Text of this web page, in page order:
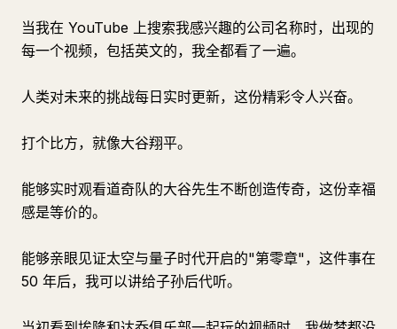
当我在 YouTube 上搜索我感兴趣的公司名称时，出现的
每一个视频，包括英文的，我全都看了一遍。
人类对未来的挑战每日实时更新，这份精彩令人兴奋。
打个比方，就像大谷翔平。
能够实时观看道奇队的大谷先生不断创造传奇，这份幸福
感是等价的。
能够亲眼见证太空与量子时代开启的"第零章"，这件事在
50 年后，我可以讲给子孙后代听。